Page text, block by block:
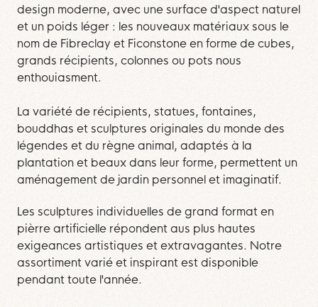
design moderne, avec une surface d'aspect naturel
et un poids léger : les nouveaux matériaux sous le
nom de Fibreclay et Ficonstone en forme de cubes,
grands récipients, colonnes ou pots nous
enthouiasment.
La variété de récipients, statues, fontaines,
bouddhas et sculptures originales du monde des
légendes et du règne animal, adaptés à la
plantation et beaux dans leur forme, permettent un
aménagement de jardin personnel et imaginatif.
Les sculptures individuelles de grand format en
pièrre artificielle répondent aus plus hautes
exigeances artistiques et extravagantes. Notre
assortiment varié et inspirant est disponible
pendant toute l'année.